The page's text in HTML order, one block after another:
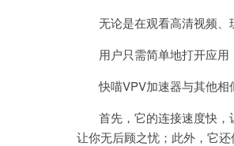
无论是在观看高清视频、
用户只需简单地打开应用
快喵VPV加速器与其他相
首先，它的连接速度快，
让你无后顾之忧；此外，它